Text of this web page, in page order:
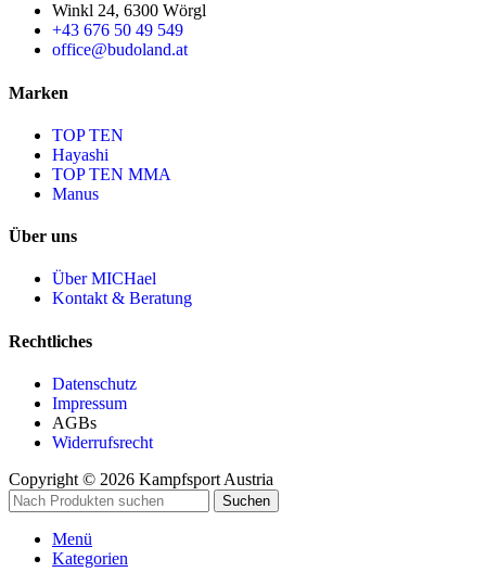
Winkl 24, 6300 Wörgl
+43 676 50 49 549
office@budoland.at
Marken
TOP TEN
Hayashi
TOP TEN MMA
Manus
Über uns
Über MICHael
Kontakt & Beratung
Rechtliches
Datenschutz
Impressum
AGBs
Widerrufsrecht
Copyright © 2026 Kampfsport Austria
Suchen
Menü
Kategorien